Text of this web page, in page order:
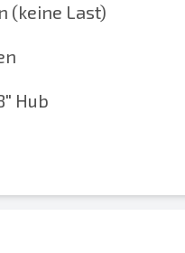
(keine Last)
Hub